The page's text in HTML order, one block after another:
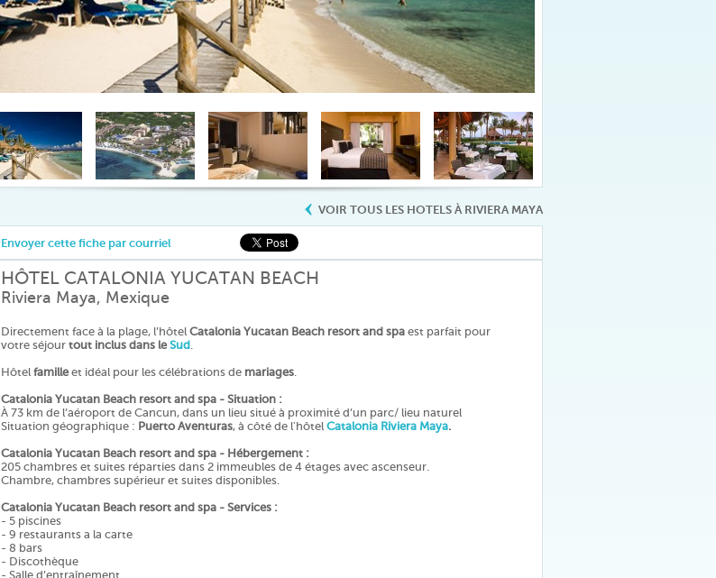
VOIR TOUS LES HOTELS À RIVIERA MAYA
Envoyer cette fiche par courriel
HÔTEL CATALONIA YUCATAN BEACH
Riviera Maya, Mexique
Directement face à la plage, l’hôtel Catalonia Yucatan Beach resort and spa est parfait pour
votre séjour tout inclus dans leSud.
Hôtel familleet idéal pour les célébrations de mariages.
Catalonia Yucatan Beach resort and spa - Situation :
À 73 km de l’aéroport de Cancun, dans un lieu situé à proximité d’un parc/ lieu naturel
Situation géographique : Puerto Aventuras, à côté de l'hôtel Catalonia Riviera Maya.
Catalonia Yucatan Beach resort and spa - Hébergement :
205 chambres et suites réparties dans 2 immeubles de 4 étages avec ascenseur.
Chambre, chambres supérieur et suites disponibles.
Catalonia Yucatan Beach resort and spa - Services :
- 5 piscines
- 9 restaurants a la carte
- 8 bars
- Discothèque
- Salle d’entraînement